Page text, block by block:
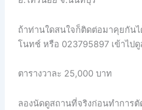
ถ้าท่านใดสนใจก็ติดต่อมาคุยกัน
โนทช์ หรือ 023795897 เข้าไป
ตารางวาละ 25,000 บาท
ลองนัดดูสถานที่จริงก่อนทำการ